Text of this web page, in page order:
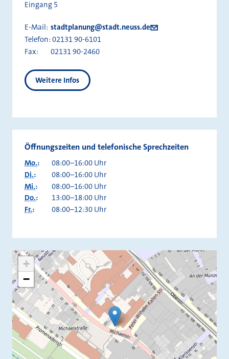
Eingang 5
E-Mail: stadtplanung@stadt.neuss.de
Telefon: 02131 90-6101
Fax:
02131 90-2460
Weitere Infos
Öffnungszeiten und telefonische Sprechzeiten
Mo.:
08:00–16:00 Uhr
Di.:
08:00–16:00 Uhr
Mi.:
08:00–16:00 Uhr
Do.:
13:00–18:00 Uhr
Fr.: 08:00–12:30 Uhr
+
−